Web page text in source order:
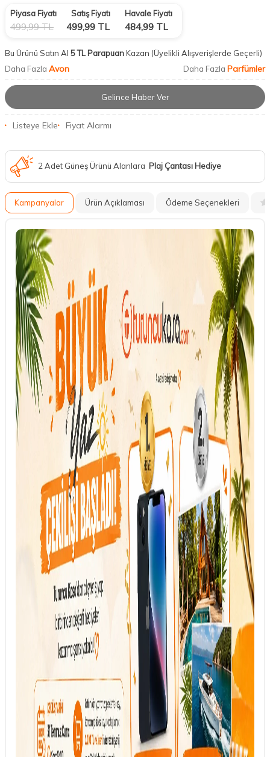
Piyasa Fiyatı
499,99TL
Satış Fiyatı
499,99 TL
Havale Fiyatı
484,99 TL
Bu Ürünü Satın Al 5 TL ParapuanKazan (Üyelikli Alışverişlerde Geçerli)
Daha Fazla Avon Daha Fazla Parfümler
Gelince Haber Ver
Listeye Ekle Fiyat Alarmı
2 Adet Güneş Ürünü Alanlara Plaj Çantası Hediye
Kampanyalar Ürün Açıklaması Ödeme Seçenekleri